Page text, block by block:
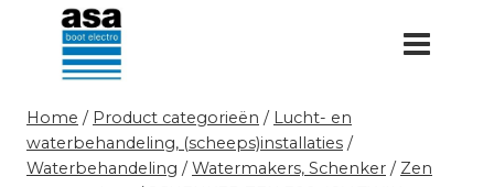
Doorgaan
inhoud
Home / Product categorieën / Lucht- en
waterbehandeling, (scheeps)installaties /
Waterbehandeling / Watermakers, Schenker / Zen